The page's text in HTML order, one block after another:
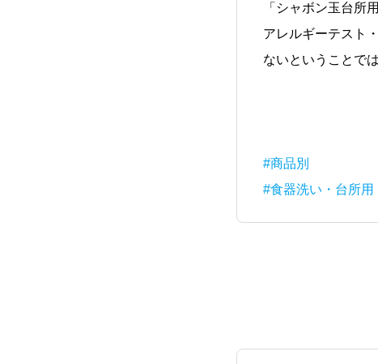
「シャボン玉台所
アレルギーテスト
ないということで
#商品別
#食器洗い・台所用